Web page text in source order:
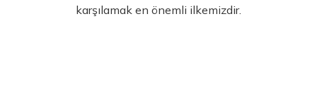
karşılamak en önemli ilkemizdir.